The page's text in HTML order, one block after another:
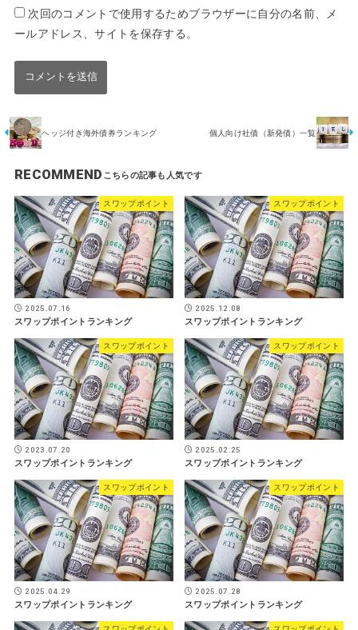
次回のコメントで使用するためブラウザーに自分の名前、メ
ールアドレス、サイトを保存する。
ヘッジ付き海外債券ランキング 個人向け社債（新発債）一覧
RECOMMEND
スワップポイント
2025.07.16
スワップポイントランキング
スワップポイント
2025.12.08
スワップポイントランキング
スワップポイント
2023.07.20
スワップポイントランキング
スワップポイント
2025.02.25
スワップポイントランキング
スワップポイント
2025.04.29
スワップポイントランキング
スワップポイント
2025.07.28
スワップポイントランキング